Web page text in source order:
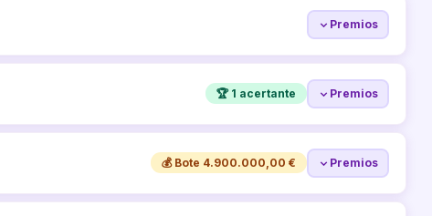
Premios
🏆 1 acertante Premios
💰 Bote 4.900.000,00 € Premios